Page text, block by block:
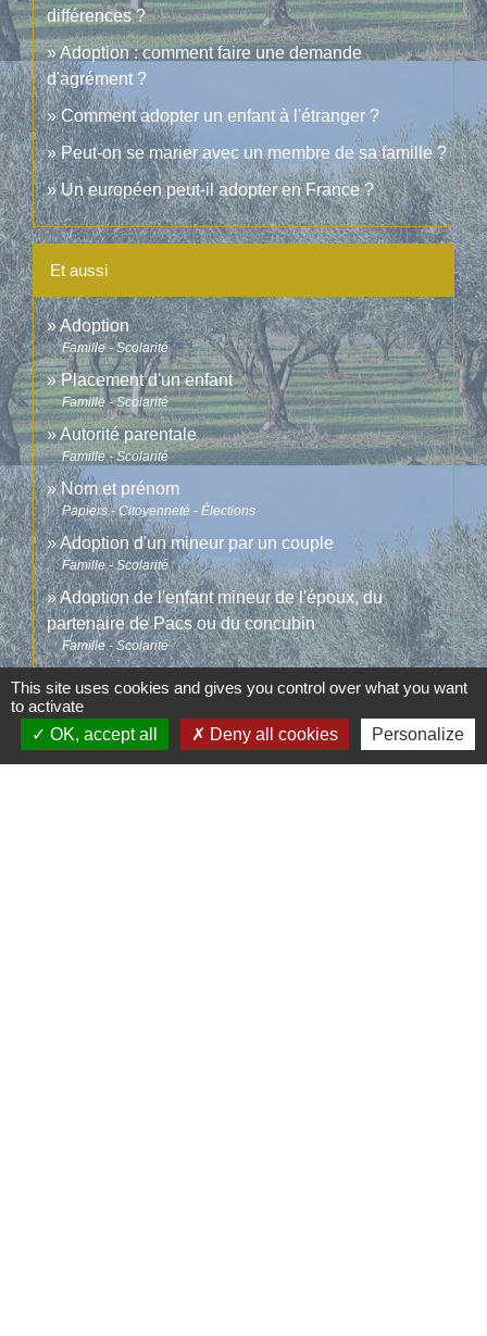
différences ?
Adoption : comment faire une demande
d'agrément ?
Comment adopter un enfant à l'étranger ?
Peut-on se marier avec un membre de sa famille ?
Un européen peut-il adopter en France ?
Et aussi
Adoption
Famille - Scolarité
Placement d'un enfant
Famille - Scolarité
Autorité parentale
Famille - Scolarité
Nom et prénom
Papiers - Citoyenneté - Élections
Adoption d'un mineur par un couple
Famille - Scolarité
Adoption de l'enfant mineur de l'époux, du
partenaire de Pacs ou du concubin
Famille - Scolarité
Pour en savoir plus
This site uses cookies and gives you control over what you want
to activate
OK, accept all
Deny all cookies Personalize